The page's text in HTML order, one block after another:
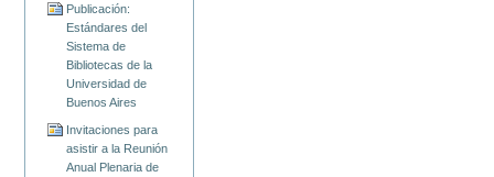
Publicación:
Estándares del
Sistema de
Bibliotecas de la
Universidad de
Buenos Aires
Invitaciones para
asistir a la Reunión
Anual Plenaria de